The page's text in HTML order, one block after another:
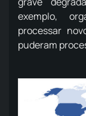
exemplo,
processar
puderam